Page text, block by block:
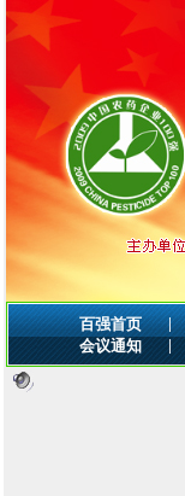
百强首页 |
会议通知
|